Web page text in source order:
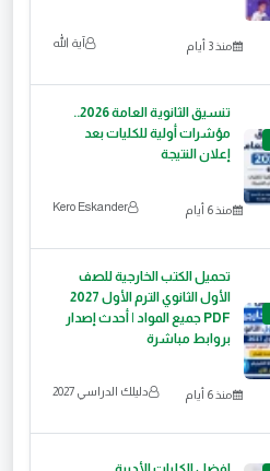
منذ 3 أيام آية الله
تنسيق الثانوية العامة 2026..
مؤشرات أولية للكليات بعد
إعلان النتيجة
منذ 6 أيام Kero Eskander
تحميل الكتب الخارجية للصف
الأول الثانوي الترم الأول 2027
PDF جميع المواد | أحدث إصدار
بروابط مباشرة
منذ 6 أيام دليلك الدراسي 2027